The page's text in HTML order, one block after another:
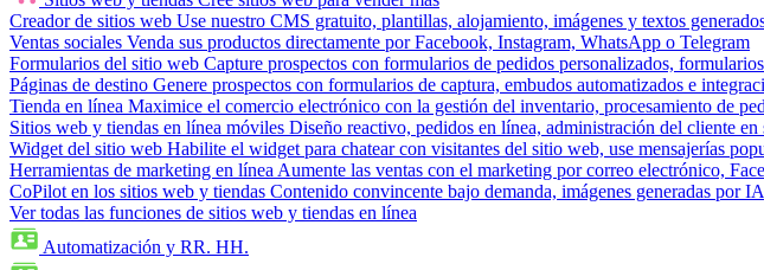
Creador de sitios web Use nuestro CMS gratuito, plantillas, alojamiento, imágenes y textos
Ventas sociales Venda sus productos directamente por Facebook, Instagram, WhatsApp o Telegram
Formularios del sitio web Capture prospectos con formularios de pedidos personalizados,
Páginas de destino Genere prospectos con formularios de captura, embudos automatizados e
Tienda en línea Maximice el comercio electrónico con la gestión del inventario, procesamiento de
Sitios web y tiendas en línea móviles Diseño reactivo, pedidos en línea, administración del cliente
Widget del sitio web Habilite el widget para chatear con visitantes del sitio web, use mensajerías
Herramientas de marketing en línea Aumente las ventas con el marketing por correo electrónico,
CoPilot en los sitios web y tiendas Contenido convincente bajo demanda, imágenes generadas por
Ver todas las funciones de sitios web y tiendas en línea
Automatización y RR. HH.